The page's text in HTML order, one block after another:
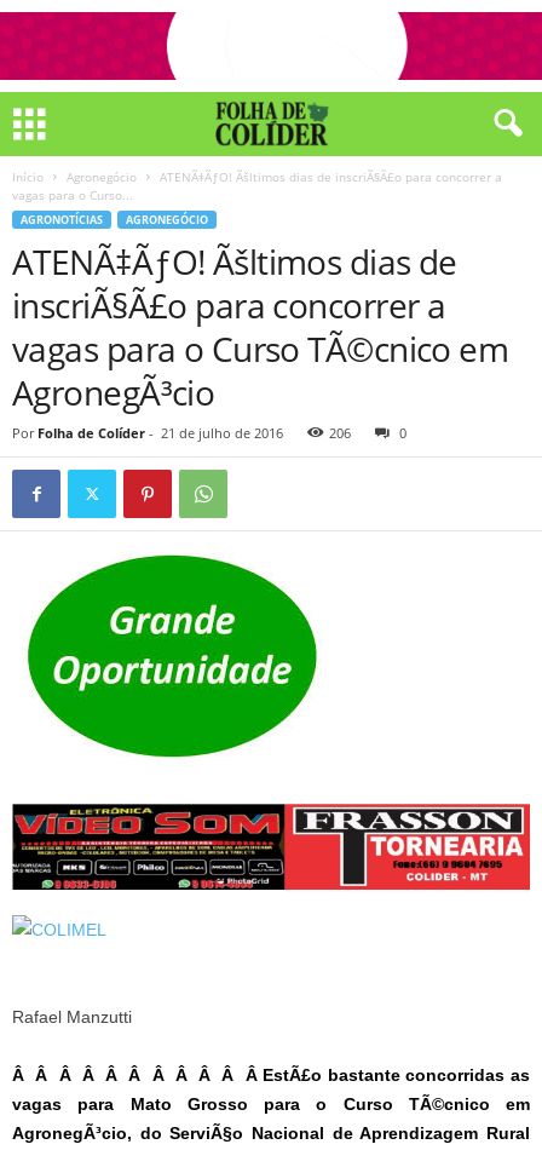
Início Agronegócio
ATENÃ‡ÃƒO! Ãšltimos dias de inscriÃ§Ã£o para concorrer a
vagas para o Curso...
AGRONOTÍCIAS AGRONEGÓCIO
ATENÃ‡ÃƒO! Ãšltimos dias de
inscriÃ§Ã£o para concorrer a
vagas para o Curso TÃ©cnico em
AgronegÃ³cio
Por Folha de Colíder - 21 de julho de 2016 206 0
Rafael Manzutti
Â Â Â Â Â Â Â Â Â Â Â EstÃ£o bastante concorridas as
vagas para Mato Grosso para o Curso TÃ©cnico em
AgronegÃ³cio, do ServiÃ§o Nacional de Aprendizagem Rural